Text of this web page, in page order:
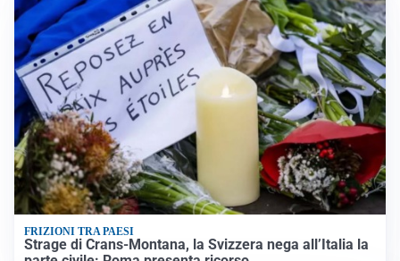
FRIZIONI TRA PAESI
Strage di Crans-Montana, la Svizzera nega all’Italia la